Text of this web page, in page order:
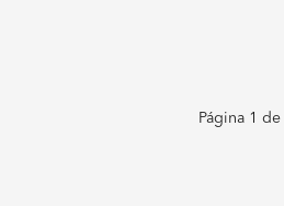
Página 1 de